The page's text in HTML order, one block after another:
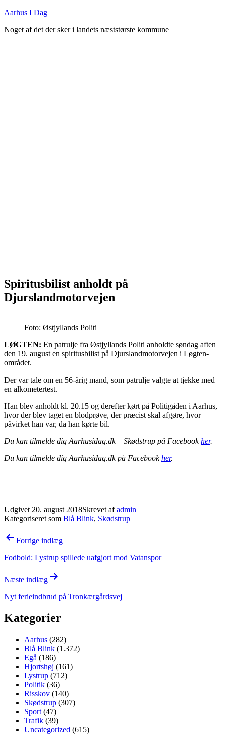
Fortsæt
indhold
Aarhus I Dag
Noget af det der sker i landets næststørste kommune
Spiritusbilist anholdt på
Djurslandmotorvejen
Foto: Østjyllands Politi
LØGTEN: En patrulje fra Østjyllands Politi anholdte søndag aften
den 19. august en spiritusbilist på Djurslandmotorvejen i Løgten-
området.
Der var tale om en 56-årig mand, som patrulje valgte at tjekke med
en alkometertest.
Han blev anholdt kl. 20.15 og derefter kørt på Politigåden i Aarhus,
hvor der blev taget en blodprøve, der præcist skal afgøre, hvor
påvirket han var, da han kørte bil.
Du kan tilmelde dig Aarhusidag.dk – Skødstrup på Facebookher.
Du kan tilmelde dig Aarhusidag.dk på Facebookher.
Udgivet 20. august 2018Skrevet afadmin
Kategoriseret som Blå Blink, Skødstrup
Indlægsnavigation
Forrige indlæg
Fodbold: Lystrup spillede uafgjort mod Vatanspor
Næste indlæg
Nyt ferieindbrud på Tronkærgårdsvej
Kategorier
Aarhus (282)
Blå Blink (1.372)
Egå (186)
Hjortshøj (161)
Lystrup (712)
Politik (36)
Risskov (140)
Skødstrup (307)
Sport (47)
Trafik (39)
Uncategorized (615)